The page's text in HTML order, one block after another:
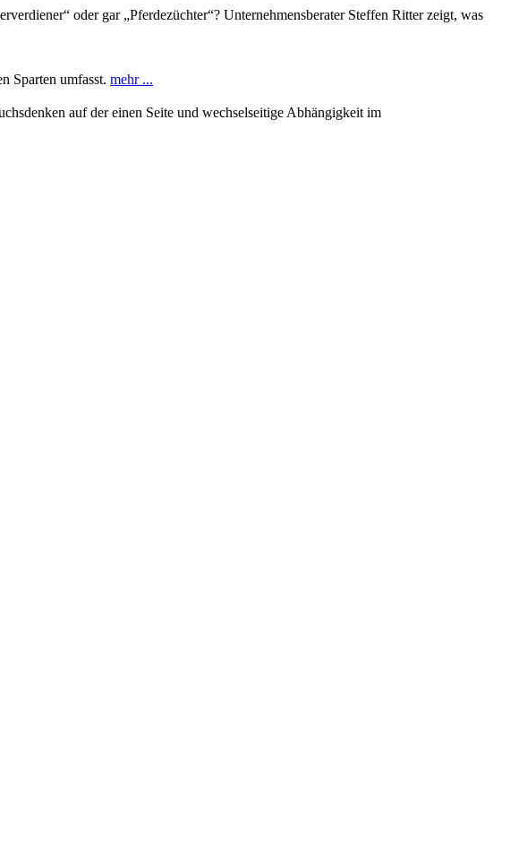
oder gar „Pferdezüchter“? Unternehmensberater Steffen Ritter zeigt, was
Sparten umfasst. mehr ...
auf der einen Seite und wechselseitige Abhängigkeit im